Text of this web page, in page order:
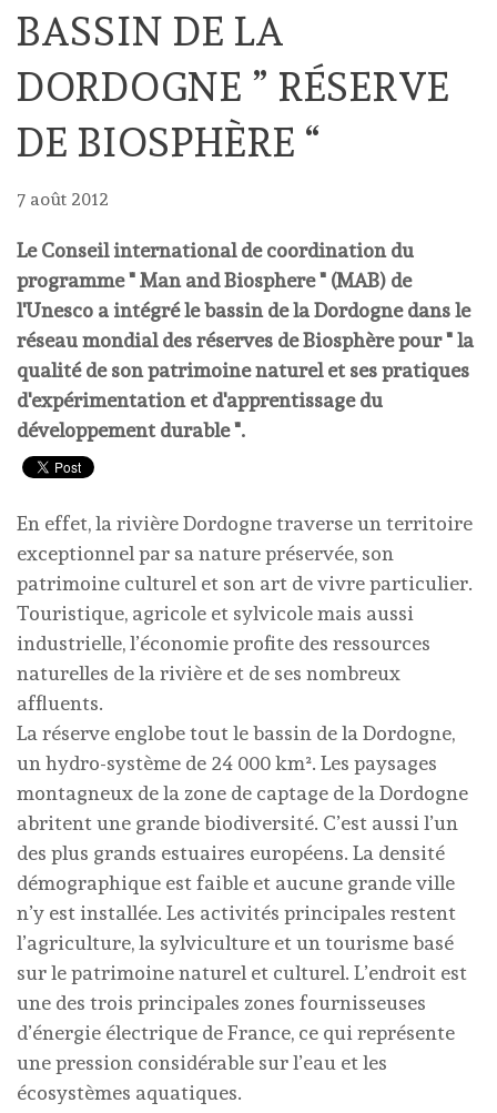
BASSIN DE LA
DORDOGNE ” RÉSERVE
DE BIOSPHÈRE “
7 août 2012
Le Conseil international de coordination du
programme " Man and Biosphere " (MAB) de
l'Unesco a intégré le bassin de la Dordogne dans le
réseau mondial des réserves de Biosphère pour " la
qualité de son patrimoine naturel et ses pratiques
d'expérimentation et d'apprentissage du
développement durable ".
En effet, la rivière Dordogne traverse un territoire
exceptionnel par sa nature préservée, son
patrimoine culturel et son art de vivre particulier.
Touristique, agricole et sylvicole mais aussi
industrielle, l’économie profite des ressources
naturelles de la rivière et de ses nombreux
affluents.
La réserve englobe tout le bassin de la Dordogne,
un hydro-système de 24 000 km². Les paysages
montagneux de la zone de captage de la Dordogne
abritent une grande biodiversité. C’est aussi l’un
des plus grands estuaires européens. La densité
démographique est faible et aucune grande ville
n’y est installée. Les activités principales restent
l’agriculture, la sylviculture et un tourisme basé
sur le patrimoine naturel et culturel. L’endroit est
une des trois principales zones fournisseuses
d’énergie électrique de France, ce qui représente
une pression considérable sur l’eau et les
écosystèmes aquatiques.